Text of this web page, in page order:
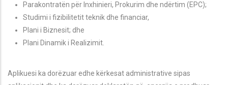
Parakontratën për Inxhinieri, Prokurim dhe ndërtim (EPC);
Studimi i fizibilitetit teknik dhe financiar,
Plani i Biznesit; dhe
Plani Dinamik i Realizimit.
Aplikuesi ka dorëzuar edhe kërkesat administrative sipas